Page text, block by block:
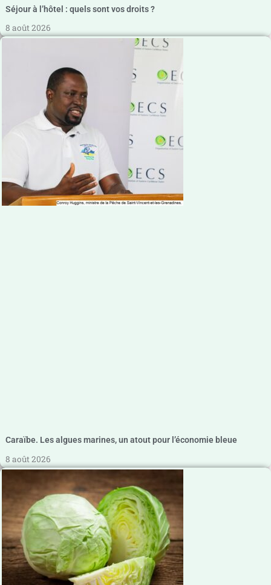
Séjour à l’hôtel : quels sont vos droits ?
8 août 2026
Caraïbe. Les algues marines, un atout pour l’économie bleue
8 août 2026